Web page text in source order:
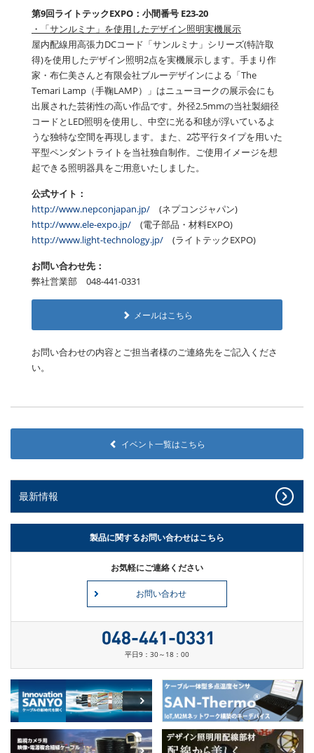
第9回ライトテックEXPO：小間番号 E23-20
・「サンルミナ」を使用したデザイン照明実機展示
屋内配線用高張力DCコード「サンルミナ」シリーズ(特許取
得)を使用したデザイン照明2点を実機展示します。手まり作
家・布仁美さんと有限会社ブルーデザインによる「The
Temari Lamp（手鞠LAMP）」はニューヨークの展示会にも
出展された芸術性の高い作品です。外径2.5mmの当社製細径
コードとLED照明を使用し、中空に光る和毬が浮いているよ
うな独特な空間を再現します。また、2芯平行タイプを用いた
平型ペンダントライトを当社独自制作。ご使用イメージを想
起できる照明器具をご用意いたしました。
公式サイト：
http://www.nepconjapan.jp/ (ネプコンジャパン)
http://www.ele-expo.jp/ (電子部品・材料EXPO)
http://www.light-technology.jp/ (ライトテックEXPO)
お問い合わせ先：
弊社営業部 048-441-0331
メールはこちら
お問い合わせの内容とご担当者様のご連絡先をご記入くださ
い。
イベント一覧はこちら
最新情報
製品に関するお問い合わせはこちら
お気軽にご連絡ください
お問い合わせ
平日9：30～18：00